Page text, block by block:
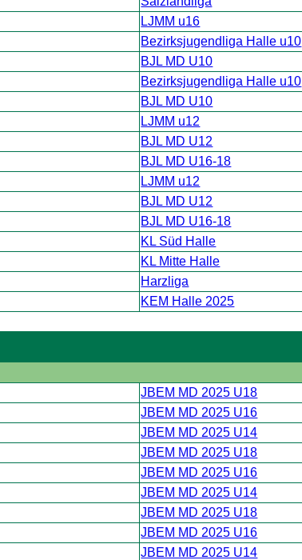
LJMM u16
Bezirksjugendliga Halle u10
BJL MD U10
Bezirksjugendliga Halle u10
BJL MD U10
LJMM u12
BJL MD U12
BJL MD U16-18
LJMM u12
BJL MD U12
BJL MD U16-18
KL Süd Halle
KL Mitte Halle
Harzliga
KEM Halle 2025
JBEM MD 2025 U18
JBEM MD 2025 U16
JBEM MD 2025 U14
JBEM MD 2025 U18
JBEM MD 2025 U16
JBEM MD 2025 U14
JBEM MD 2025 U18
JBEM MD 2025 U16
JBEM MD 2025 U14